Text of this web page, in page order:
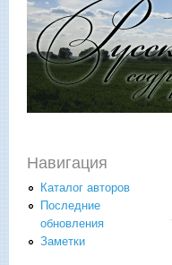
Навигация
Каталог авторов
Последние
обновления
Заметки